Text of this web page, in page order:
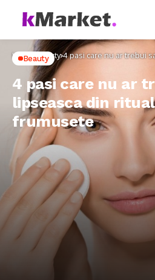
Home Beauty 4 pasi care nu ar trebui
frumusete
Beauty
4 pasi care nu ar
lipseasca din
frumusete